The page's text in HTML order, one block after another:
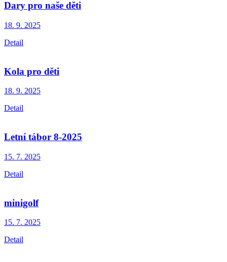
Dary pro naše děti
18. 9. 2025
Detail
Kola pro děti
18. 9. 2025
Detail
Letní tábor 8-2025
15. 7. 2025
Detail
minigolf
15. 7. 2025
Detail